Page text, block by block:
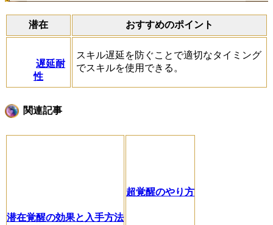
潜在 おすすめのポイント
遅延耐
性
スキル遅延を防ぐことで適切なタイミング
でスキルを使用できる。
関連記事
潜在覚醒の効果と入手方法
超覚醒のやり方